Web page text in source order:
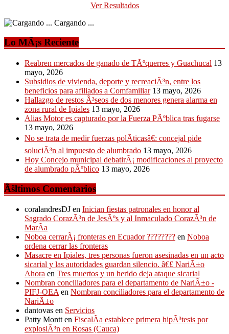
Ver Resultados
Cargando ...
Lo MÃ¡s Reciente
Reabren mercados de ganado de TÃºquerres y Guachucal 13
mayo, 2026
Subsidios de vivienda, deporte y recreaciÃ³n, entre los
beneficios para afiliados a Comfamiliar 13 mayo, 2026
Hallazgo de restos Ã³seos de dos menores genera alarma en
zona rural de Ipiales 13 mayo, 2026
Alias Motor es capturado por la Fuerza PÃºblica tras fugarse
13 mayo, 2026
No se trata de medir fuerzas polÃ­ticasâ€: concejal pide
soluciÃ³n al impuesto de alumbrado 13 mayo, 2026
Hoy Concejo municipal debatirÃ¡ modificaciones al proyecto
de alumbrado pÃºblico 13 mayo, 2026
Ãšltimos Comentarios
coralandresDJ en Inician fiestas patronales en honor al
Sagrado CorazÃ³n de JesÃºs y al Inmaculado CorazÃ³n de
MarÃ­a
Noboa cerrarÃ¡ fronteras en Ecuador ???????? en Noboa
ordena cerrar las fronteras
Masacre en Ipiales, tres personas fueron asesinadas en un acto
sicarial y las autoridades guardan silencio. â€£ NariÃ±o
Ahora en Tres muertos y un herido deja ataque sicarial
Nombran conciliadores para el departamento de NariÃ±o -
PIFJ-OEAen Nombran conciliadores para el departamento de
NariÃ±o
dantovas en Servicios
Patty Montten FiscalÃ­a establece primera hipÃ³tesis por
explosiÃ³n en Rosas (Cauca)